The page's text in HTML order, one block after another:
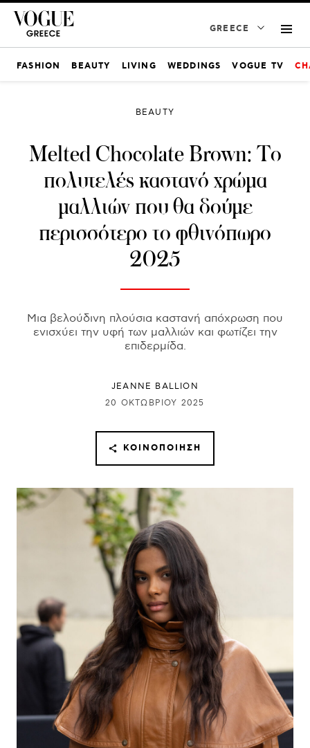
GREECE
FASHION BEAUTY LIVING WEDDINGS VOGUE TV
BEAUTY
Melted Chocolate Brown: Το
πολυτελές καστανό χρώμα
μαλλιών που θα δούμε
περισσότερο το φθινόπωρο
2025
Μια βελούδινη πλούσια καστανή απόχρωση που
ενισχύει την υφή των μαλλιών και φωτίζει την
επιδερμίδα.
JEANNE BALLION
20 ΟΚΤΩΒΡΊΟΥ 2025
ΚΟΙΝΟΠΟΊΗΣΗ